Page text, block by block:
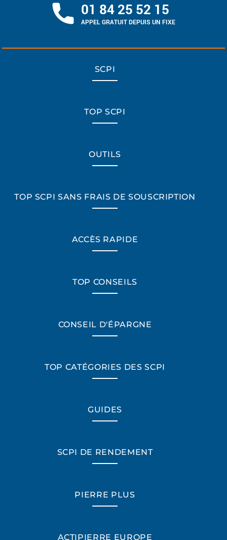
01 84 25 52 15
APPEL GRATUIT DEPUIS UN FIXE
SCPI
TOP SCPI
OUTILS
TOP SCPI SANS FRAIS DE SOUSCRIPTION
ACCÈS RAPIDE
TOP CONSEILS
CONSEIL D'ÉPARGNE
TOP CATÉGORIES DES SCPI
GUIDES
SCPI DE RENDEMENT
PIERRE PLUS
ACTIPIERRE EUROPE